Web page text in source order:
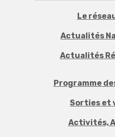
Le
Actualités
Actualités
Programme
Sorties et
Activités,